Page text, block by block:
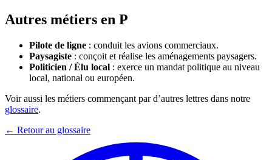
Autres métiers en P
Pilote de ligne : conduit les avions commerciaux.
Paysagiste : conçoit et réalise les aménagements paysagers.
Politicien / Élu local : exerce un mandat politique au niveau
local, national ou européen.
Voir aussi les métiers commençant par d’autres lettres dans notre
glossaire.
← Retour au glossaire